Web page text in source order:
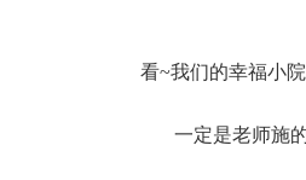
看~我们的幸福小
一定是老师施